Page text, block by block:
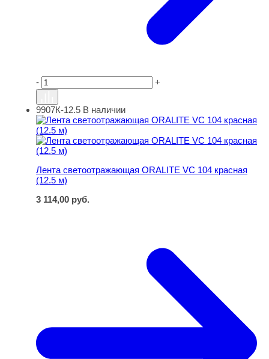
- +
Лента светоотражающая ORALITE VC 104 красная
9907К-12.5 В наличии
Лента светоотражающая ORALITE VC 104 красная
(12.5 м)
3 114,00 руб.